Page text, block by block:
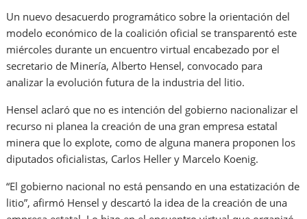
Un nuevo desacuerdo programático sobre la orientación del
modelo económico de la coalición oficial se transparentó este
miércoles durante un encuentro virtual encabezado por el
secretario de Minería, Alberto Hensel, convocado para
analizar la evolución futura de la industria del litio.
Hensel aclaró que no es intención del gobierno nacionalizar el
recurso ni planea la creación de una gran empresa estatal
minera que lo explote, como de alguna manera proponen los
diputados oficialistas, Carlos Heller y Marcelo Koenig.
“El gobierno nacional no está pensando en una estatización de
litio”, afirmó Hensel y descartó la idea de la creación de una